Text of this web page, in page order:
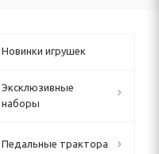
Новинки игрушек
Эксклюзивные
наборы
Педальные трактора